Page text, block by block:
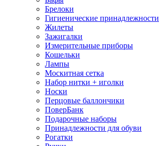
Брелоки
Гигиенические принадлежности
Жилеты
Зажигалки
Измерительные приборы
Кошельки
Лампы
Москитная сетка
Набор нитки + иголки
Носки
Перцовые баллончики
ПоверБанк
Подарочные наборы
Принадлежности для обуви
Рогатки